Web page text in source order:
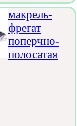
макрель-
фрегат
поперчно-
полосатая